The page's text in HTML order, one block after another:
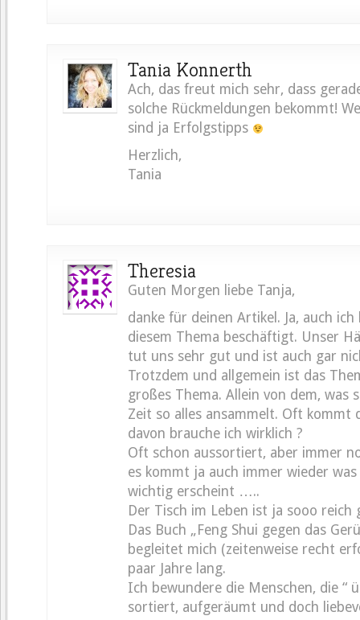
Tania Konnerth
Ach, das freut mich sehr, dass
solche Rückmeldungen bekommt!
sind ja Erfolgstipps
Herzlich,
Tania
Theresia
Guten Morgen liebe Tanja,
danke für deinen Artikel. Ja, auch
diesem Thema beschäftigt. Unser
tut uns sehr gut und ist auch gar
Trotzdem und allgemein ist das
großes Thema. Allein von dem, was
Zeit so alles ansammelt. Oft kommt
davon brauche ich wirklich ?
Oft schon aussortiert, aber immer
es kommt ja auch immer wieder
wichtig erscheint …..
Der Tisch im Leben ist ja sooo reich
Das Buch „Feng Shui gegen das
begleitet mich (zeitenweise recht
paar Jahre lang.
Ich bewundere die Menschen, die “
sortiert, aufgeräumt und doch